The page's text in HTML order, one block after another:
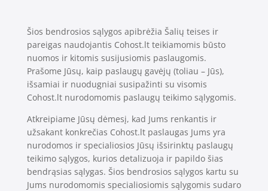
Šios bendrosios sąlygos apibrėžia Šalių teises ir
pareigas naudojantis Cohost.lt teikiamomis būsto
nuomos ir kitomis susijusiomis paslaugomis.
Prašome Jūsų, kaip paslaugų gavėjų (toliau – Jūs),
išsamiai ir nuodugniai susipažinti su visomis
Cohost.lt nurodomomis paslaugų teikimo sąlygomis.
Atkreipiame Jūsų dėmesį, kad Jums renkantis ir
užsakant konkrečias Cohost.lt paslaugas Jums yra
nurodomos ir specialiosios Jūsų išsirinktų paslaugų
teikimo sąlygos, kurios detalizuoja ir papildo šias
bendrąsias sąlygas. Šios bendrosios sąlygos kartu su
Jums nurodomomis specialiosiomis sąlygomis sudaro